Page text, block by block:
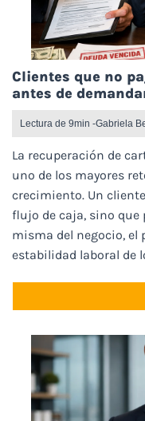
Clientes que no
antes de
Gabriela
Lectura de 9min -
La recuperación de
uno de los mayores
crecimiento. Un
flujo de caja, sino que
misma del negocio, el
estabilidad laboral de